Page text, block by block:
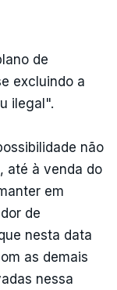
de
excluindo a
ilegal".
não
até à venda do
em
de
nesta data
as demais
nessa